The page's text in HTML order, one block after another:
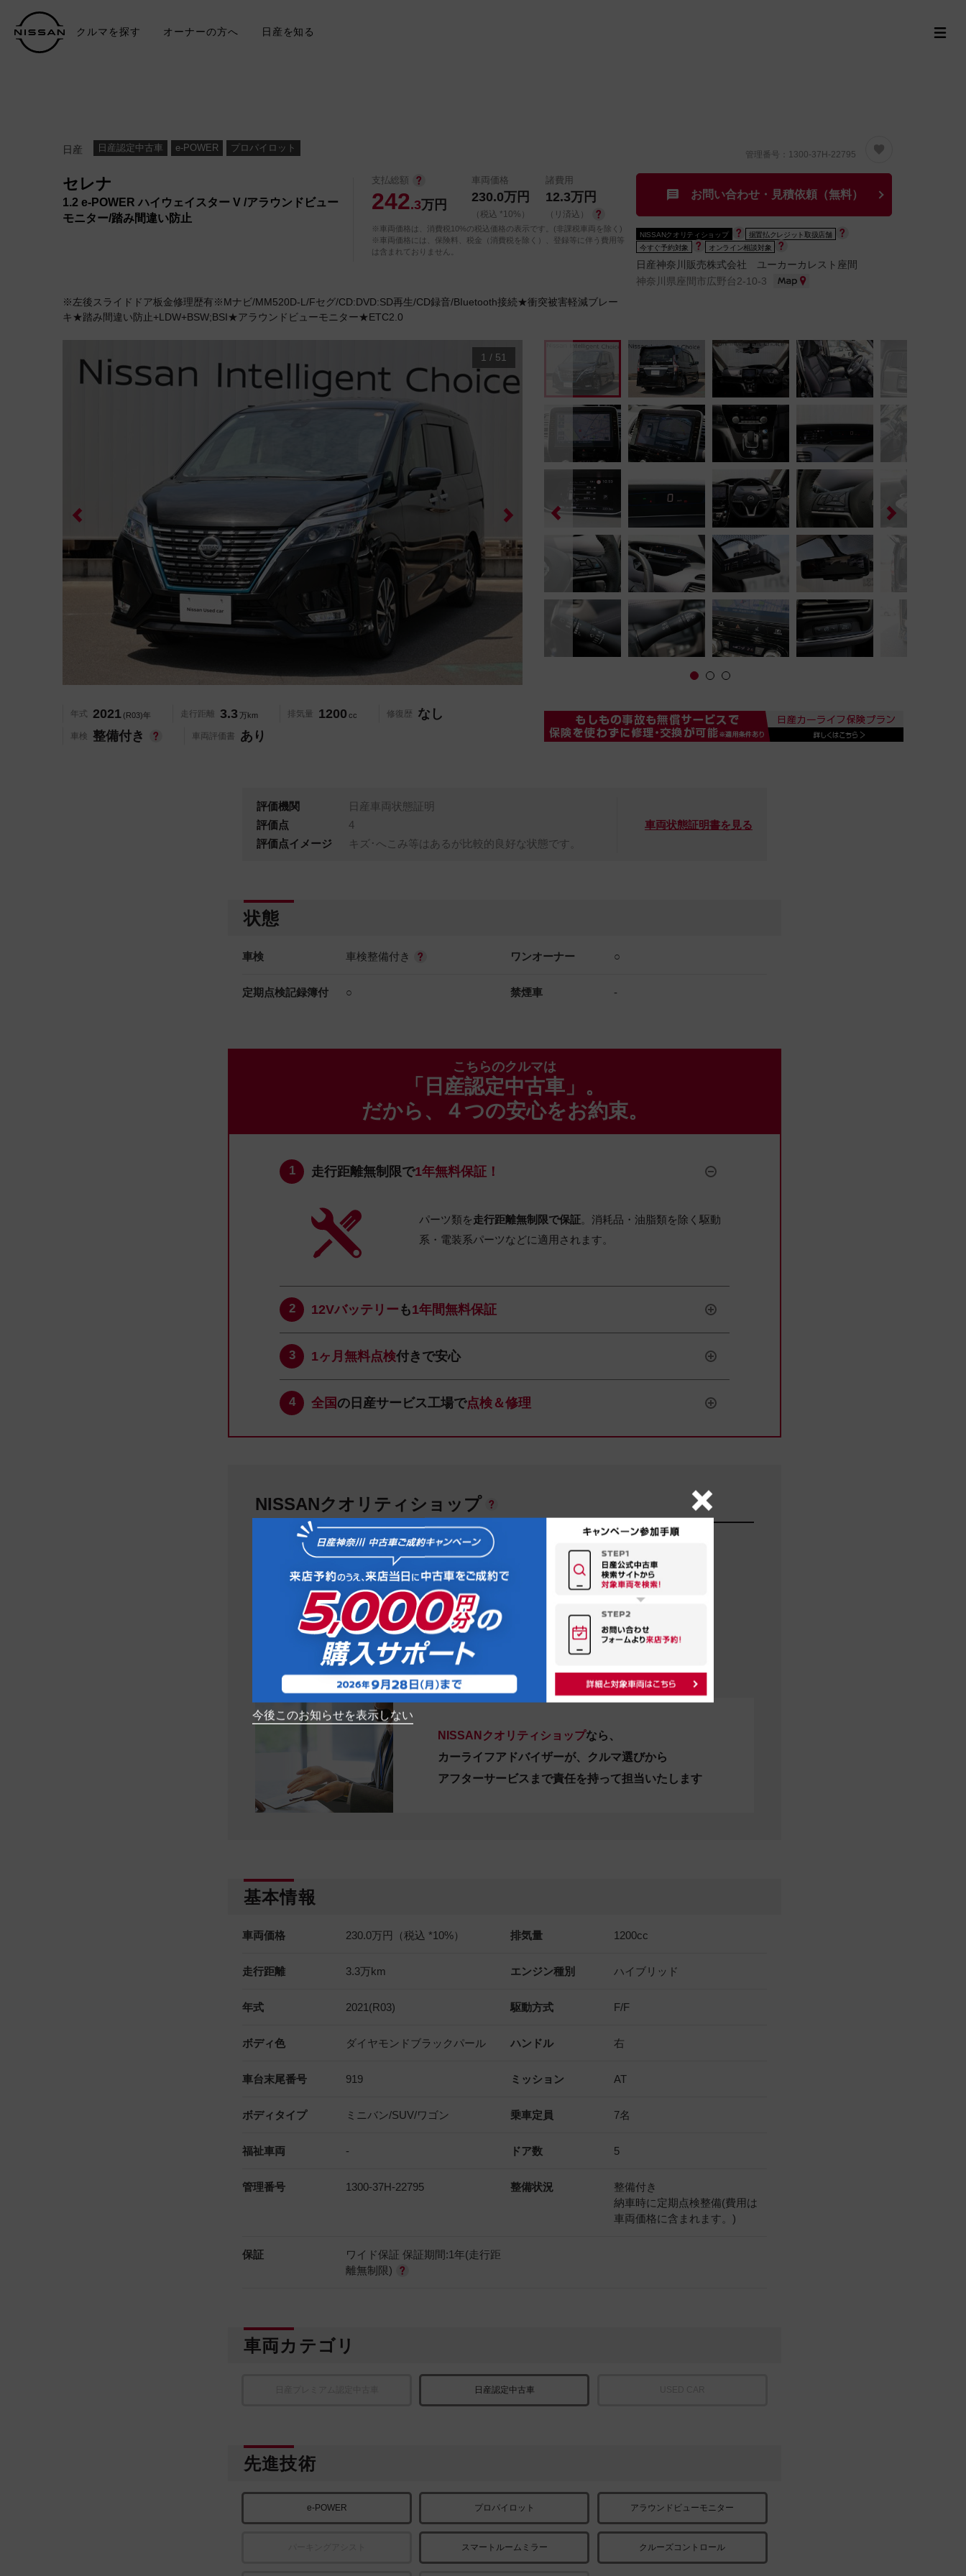
クルマを探す オーナーの方へ 日産を知る
日産 日産認定中古車 e-POWER プロパイロット
セレナ
1.2 e-POWER ハイウェイスター V /アラウンドビュー
モニター/踏み間違い防止
支払総額
242.3万円
車両価格
230.0万円
（税込 *10%）
諸費用
12.3万円
（リ済込）
※車両価格は、消費税10%の税込価格の表示です。(非課税車両を除く)
※車両価格には、保険料、税金（消費税を除く）、登録等に伴う費用等
は含まれておりません。
※左後スライドドア板金修理歴有※Mナビ/MM520D-L/Fセグ/CD:DVD:SD再生/CD録音/BIuetooth接続★衝突被害軽減ブレー
キ★踏み間違い防止+LDW+BSW;BSI★アラウンドビューモニター★ETC2.0
管理番号：1300-37H-22795
お問い合わせ・見積依頼（無料）
NISSANクオリティショップ
据置払クレジット取扱店舗
今すぐ予約対象
オンライン相談対象
日産神奈川販売株式会社 ユーカーカレスト座間
神奈川県座間市広野台2-10-3
1 / 51
年式 2021 (R03)年 走行距離 3.3 万km 排気量 1200 cc 修復歴 なし
車検 整備付き 車両評価書 あり
評価機関
日産車両状態証明
評価点
4
評価点イメージ
キズ･へこみ等はあるが比較的良好な状態です。
車両状態証明書を見る
状態
車検 車検整備付き ワンオーナー ○
定期点検記録簿付 ○ 禁煙車 -
こちらのクルマは
「日産認定中古車」。
だから、４つの安心をお約束。
走行距離無制限で1年無料保証！
パーツ類を走行距離無制限で保証。消耗品・油脂類を除く駆動
系・電装系パーツなどに適用されます。
12Vバッテリー も1年間無料保証
1ヶ月無料点検付きで安心
全国 の日産サービス工場で点検＆修理
NISSANクオリティショップ
日産神奈川販売株式会社 ユーカーカレスト座間
046-252-3323 神奈川県座間市広野台2-10-3
お店の地図を見る
営業時間１０：００～１８：００
火曜部、水曜日
※詳しくはお問合せください。
※在庫状況については販売店にお問合せください
NISSANクオリティショップなら、
カーライフアドバイザーが、クルマ選びから
アフターサービスまで責任を持って担当いたします
基本情報
車両価格 230.0万円（税込 *10%） 排気量 1200cc
走行距離 3.3万km エンジン種別 ハイブリッド
年式 2021(R03) 駆動方式 F/F
ボディ色 ダイヤモンドブラックパール ハンドル 右
車台末尾番号 919 ミッション AT
ボディタイプ ミニバン/SUV/ワゴン 乗車定員 7名
福祉車両 - ドア数 5
管理番号 1300-37H-22795 整備状況
整備付き
納車時に定期点検整備(費用は
車両価格に含まれます。)
保証
ワイド保証 保証期間:1年(走行距
離無制限)
車両カテゴリ
日産認定中古車
先進技術
e-POWER プロパイロット アラウンドビューモニター
スマートルームミラー クルーズコントロール
今後このお知らせを表示しない